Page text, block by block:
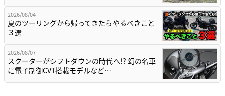
2026/08/04
夏のツーリングから帰ってきたらやるべきこと
３選
2026/08/07
スクーターがシフトダウンの時代へ!? 幻の名車
に電子制御CVT搭載モデルなど…